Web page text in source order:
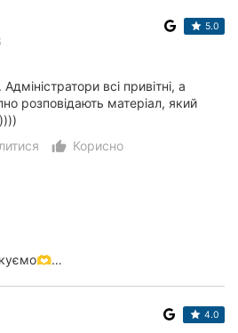
5.0
всі привітні, а
розповідають матеріал, який
thumb_up_alt
Корисно
4.0